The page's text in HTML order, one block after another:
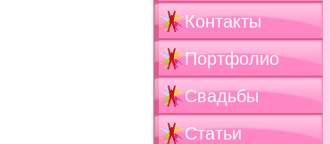
Контакты
Портфолио
Свадьбы
Статьи